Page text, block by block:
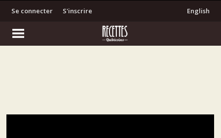
S'inscrire
Se connecter English